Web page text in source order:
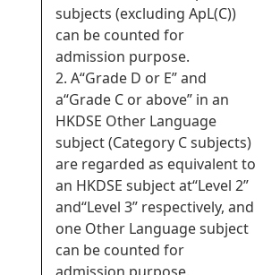
subjects (excluding ApL(C))
can be counted for
admission purpose.
2. A“Grade D or E” and
a“Grade C or above” in an
HKDSE Other Language
subject (Category C subjects)
are regarded as equivalent to
an HKDSE subject at“Level 2”
and“Level 3” respectively, and
one Other Language subject
can be counted for